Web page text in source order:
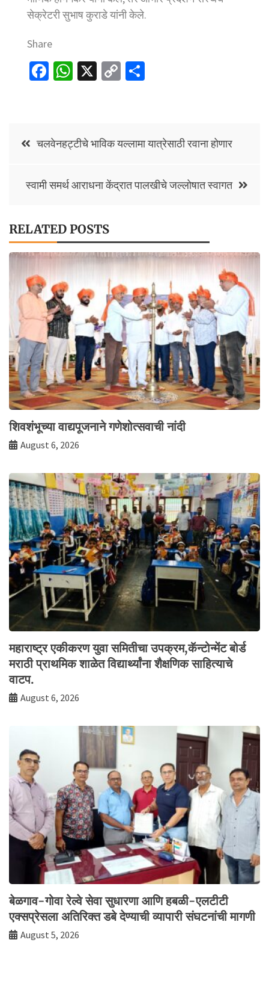
सेक्रेटरी सुभाष कुराडे यांनी केले.
Share
Fa
o
W
p
X
C
Li
k
Post चलवेनहट्टीचे भाविक यल्लामा यात्रेसाठी रवाना होणार
स्वामी समर्थ आराधना केंद्रात पालखीचे जल्लोषात स्वागत
RELATED POSTS
शिवशंभूच्या वाद्यपूजनाने गणेशोत्सवाची नांदी
August 6, 2026
महाराष्ट्र एकीकरण युवा समितीचा उपक्रम,कॅन्टोन्मेंट बोर्ड
मराठी प्राथमिक शाळेत विद्यार्थ्यांना शैक्षणिक साहित्याचे
वाटप.
August 6, 2026
बेळगाव-गोवा रेल्वे सेवा सुधारणा आणि हबळी-एलटीटी
एक्सप्रेसला अतिरिक्त डबे देण्याची व्यापारी संघटनांची मागणी
August 5, 2026